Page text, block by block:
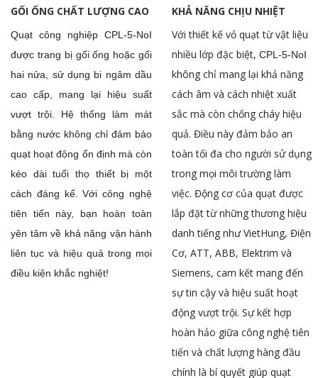
GỐI ỐNG CHẤT LƯỢNG CAO
Quạt công nghiệp CPL-5-NoI
được trang bị gối ống hoặc gối
hai nửa, sử dụng bi ngâm dầu
cao cấp, mang lại hiệu suất
vượt trội. Hệ thống làm mát
bằng nước không chỉ đảm bảo
quạt hoạt động ổn định mà còn
kéo dài tuổi thọ thiết bị một
cách đáng kể. Với công nghệ
tiên tiến này, bạn hoàn toàn
yên tâm về khả năng vận hành
liên tục và hiệu quả trong mọi
điều kiện khắc nghiệt!
KHẢ NĂNG CHỊU NHIỆT
Với thiết kế vỏ quạt từ vật liệu
nhiều lớp đặc biệt, CPL-5-NoI
không chỉ mang lại khả năng
cách âm và cách nhiệt xuất
sắc mà còn chống cháy hiệu
quả. Điều này đảm bảo an
toàn tối đa cho người sử dụng
trong mọi môi trường làm
việc. Động cơ của quạt được
lắp đặt từ những thương hiệu
danh tiếng như VietHung, Điện
Cơ, ATT, ABB, Elektrim và
Siemens, cam kết mang đến
sự tin cậy và hiệu suất hoạt
động vượt trội. Sự kết hợp
hoàn hảo giữa công nghệ tiên
tiến và chất lượng hàng đầu
chính là bí quyết giúp quạt